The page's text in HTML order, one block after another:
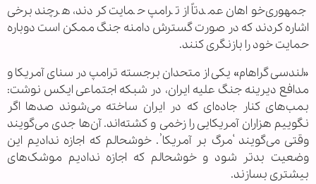
جمهوری‌خواهان عمدتاً از ترامپ حمایت کردند، هرچند برخی
اشاره کردند که در صورت گسترش دامنه جنگ ممکن است دوباره
حمایت خود را بازنگری کنند.
«لندسی گراهام» یکی از متحدان برجسته ترامپ در سنای آمریکا و
مدافع دیرینه جنگ علیه ایران، در شبکه اجتماعی ایکس نوشت:
بمب‌های کنار جاده‌ای که در ایران ساخته می‌شوند صدها اگر
نگوییم هزاران آمریکایی را زخمی و کشته‌اند. آن‌ها جدی می‌گویند
وقتی می‌گویند ‘مرگ بر آمریکا’. خوشحالم که اجازه ندادیم این
وضعیت بدتر شود و خوشحالم که اجازه ندادیم موشک‌های
بیشتری بسازند.